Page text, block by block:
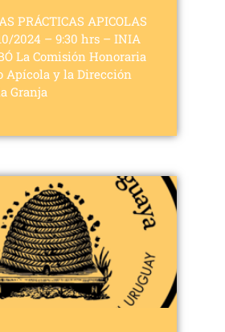
PRÁCTICAS APICOLAS
2024 – 9:30 hrs – INIA
La Comisión Honoraria
Apícola y la Dirección
Granja